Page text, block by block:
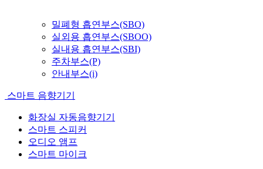
밀폐형 흡연부스(SBO)
실외용 흡연부스(SBOO)
실내용 흡연부스(SBI)
주차부스(P)
안내부스(i)
스마트 음향기기
화장실 자동음향기기
스마트 스피커
오디오 앰프
스마트 마이크